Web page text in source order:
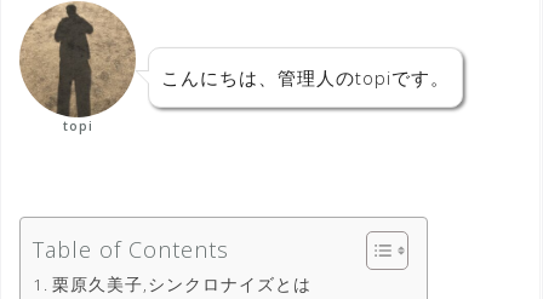
topi
こんにちは、管理人のtopiです。
Table of Contents
栗原久美子,シンクロナイズとは